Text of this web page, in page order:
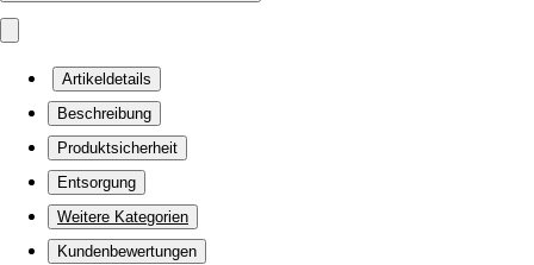
Artikeldetails
Beschreibung
Produktsicherheit
Entsorgung
Weitere Kategorien
Kundenbewertungen